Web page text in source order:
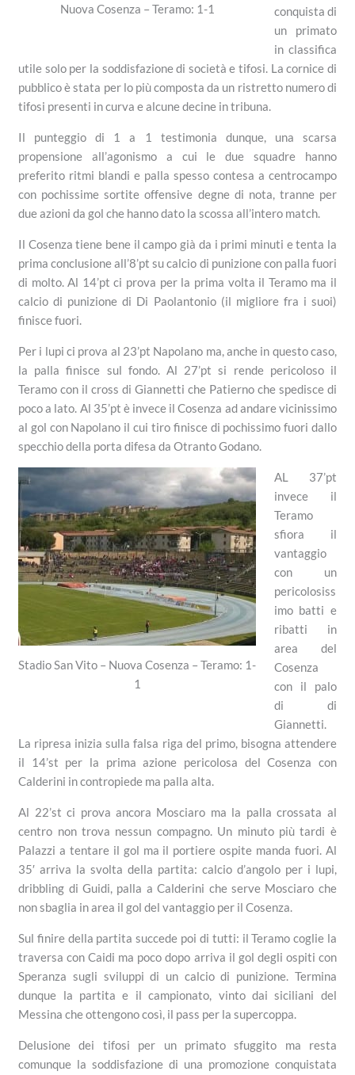
Nuova Cosenza – Teramo: 1-1
conquista di
un primato
in classifica
utile solo per la soddisfazione di società e tifosi. La cornice di
pubblico è stata per lo più composta da un ristretto numero di
tifosi presenti in curva e alcune decine in tribuna.
Il punteggio di 1 a 1 testimonia dunque, una scarsa
propensione all’agonismo a cui le due squadre hanno
preferito ritmi blandi e palla spesso contesa a centrocampo
con pochissime sortite offensive degne di nota, tranne per
due azioni da gol che hanno dato la scossa all’intero match.
Il Cosenza tiene bene il campo già da i primi minuti e tenta la
prima conclusione all’8’pt su calcio di punizione con palla fuori
di molto. Al 14’pt ci prova per la prima volta il Teramo ma il
calcio di punizione di Di Paolantonio (il migliore fra i suoi)
finisce fuori.
Per i lupi ci prova al 23’pt Napolano ma, anche in questo caso,
la palla finisce sul fondo. Al 27’pt si rende pericoloso il
Teramo con il cross di Giannetti che Patierno che spedisce di
poco a lato. Al 35’pt è invece il Cosenza ad andare vicinissimo
al gol con Napolano il cui tiro finisce di pochissimo fuori dallo
specchio della porta difesa da Otranto Godano.
Stadio San Vito – Nuova Cosenza – Teramo: 1-
1
AL 37’pt
invece il
Teramo
sfiora il
vantaggio
con un
pericolosiss
imo batti e
ribatti in
area del
Cosenza
con il palo
di di
Giannetti.
La ripresa inizia sulla falsa riga del primo, bisogna attendere
il 14’st per la prima azione pericolosa del Cosenza con
Calderini in contropiede ma palla alta.
Al 22’st ci prova ancora Mosciaro ma la palla crossata al
centro non trova nessun compagno. Un minuto più tardi è
Palazzi a tentare il gol ma il portiere ospite manda fuori. Al
35′ arriva la svolta della partita: calcio d’angolo per i lupi,
dribbling di Guidi, palla a Calderini che serve Mosciaro che
non sbaglia in area il gol del vantaggio per il Cosenza.
Sul finire della partita succede poi di tutti: il Teramo coglie la
traversa con Caidi ma poco dopo arriva il gol degli ospiti con
Speranza sugli sviluppi di un calcio di punizione. Termina
dunque la partita e il campionato, vinto dai siciliani del
Messina che ottengono così, il pass per la supercoppa.
Delusione dei tifosi per un primato sfuggito ma resta
comunque la soddisfazione di una promozione conquistata